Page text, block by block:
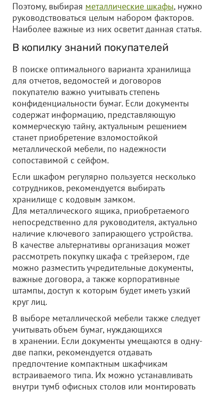
Поэтому, выбирая металлические шкафы, нужно
руководствоваться целым набором факторов.
Наиболее важные из них осветит данная статья.
В копилку знаний покупателей
В поиске оптимального варианта хранилища
для отчетов, ведомостей и договоров
покупателю важно учитывать степень
конфиденциальности бумаг. Если документы
содержат информацию, представляющую
коммерческую тайну, актуальным решением
станет приобретение взломостойкой
металлической мебели, по надежности
сопоставимой с сейфом.
Если шкафом регулярно пользуется несколько
сотрудников, рекомендуется выбирать
хранилище с кодовым замком.
Для металлического ящика, приобретаемого
непосредственно для руководителя, актуально
наличие ключевого запирающего устройства.
В качестве альтернативы организация может
рассмотреть покупку шкафа с трейзером, где
можно разместить учредительные документы,
важные договора, а также корпоративные
штампы, доступ к которым будет иметь узкий
круг лиц.
В выборе металлической мебели также следует
учитывать объем бумаг, нуждающихся
в хранении. Если документы умещаются в одну-
две папки, рекомендуется отдавать
предпочтение компактным шкафчикам
встраиваемого типа. Их можно устанавливать
внутри тумб офисных столов или монтировать